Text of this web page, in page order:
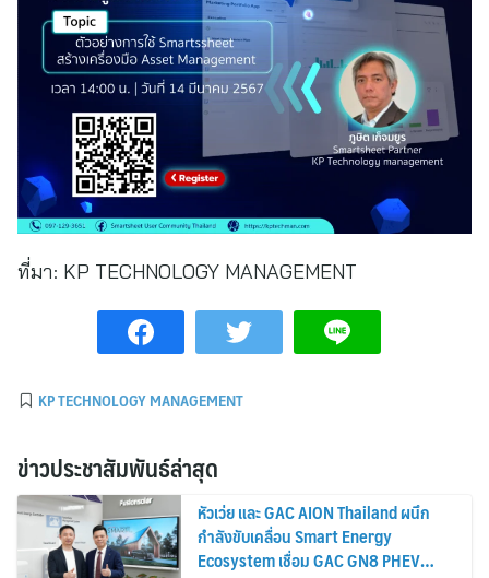
ที่มา: KP TECHNOLOGY MANAGEMENT
KP TECHNOLOGY MANAGEMENT
ข่าวประชาสัมพันธ์ล่าสุด
หัวเว่ย และ GAC AION Thailand ผนึก
กำลังขับเคลื่อน Smart Energy
Ecosystem เชื่อม GAC GN8 PHEV